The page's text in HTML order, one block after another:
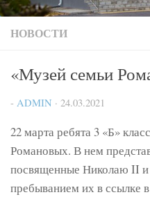
НОВОСТИ
«Музей семьи
- ADMIN · 24.03.2021
22 марта ребята 3 «Б»
Романовых. В нем
посвященные Николаю II и
пребыванием их в ссылке